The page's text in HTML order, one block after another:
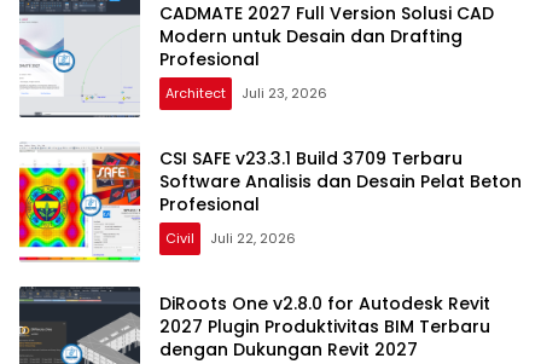
CADMATE 2027 Full Version Solusi CAD
Modern untuk Desain dan Drafting
Profesional
Architect Juli 23, 2026
CSI SAFE v23.3.1 Build 3709 Terbaru
Software Analisis dan Desain Pelat Beton
Profesional
Civil Juli 22, 2026
DiRoots One v2.8.0 for Autodesk Revit
2027 Plugin Produktivitas BIM Terbaru
dengan Dukungan Revit 2027